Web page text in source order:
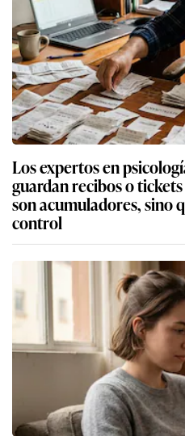
Los expertos en
guardan recibos o
son acumuladores, sino
control